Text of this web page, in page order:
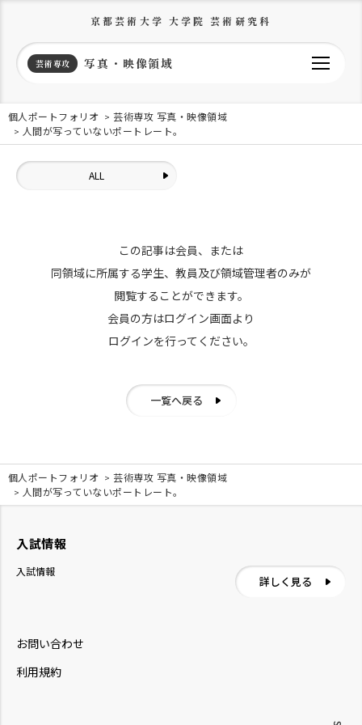
京都芸術大学 大学院 芸術研究科
芸術専攻 写真・映像領域
個人ポートフォリオ
芸術専攻 写真・映像領域
人間が写っていないポートレート。
ALL
この記事は会員、または
同領域に所属する学生、教員及び領域管理者のみが
閲覧することができます。
会員の方はログイン画面より
ログインを行ってください。
一覧へ戻る
個人ポートフォリオ
芸術専攻 写真・映像領域
人間が写っていないポートレート。
お問い合わせ
利用規約
入試情報
入試情報
詳しく見る